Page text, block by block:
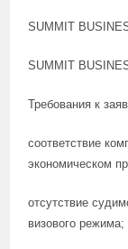
SUMMIT
SUMMIT
Требования к
соответствие
экономическом
отсутствие
визового режима;